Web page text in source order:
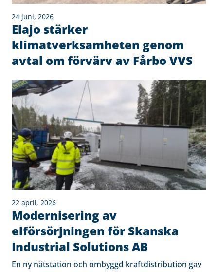
24 juni, 2026
Elajo stärker
klimatverksamheten genom
avtal om förvärv av Fårbo VVS
22 april, 2026
Modernisering av
elförsörjningen för Skanska
Industrial Solutions AB
En ny nätstation och ombyggd kraftdistribution gav